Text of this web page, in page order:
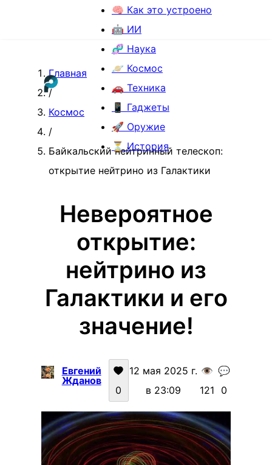
🧠 Как это устроено
🤖 ИИ
🧬 Наука
🪐 Космос
🚗 Техника
📱 Гаджеты
🚀 Оружие
⏳ История
Главная
/
Космос
/
Байкальский нейтринный телескоп:
открытие нейтрино из Галактики
Невероятное
открытие:
нейтрино из
Галактики и его
значение!
Евгений
Жданов
0
12 мая 2025 г.
в 23:09
👁️
121
💬
0